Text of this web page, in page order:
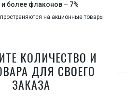
и более флаконов – 7%
на акционные товары
КОЛИЧЕСТВО И
ДЛЯ СВОЕГО
ЗАКАЗА